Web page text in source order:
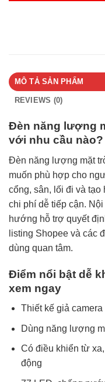
MÔ TẢ SẢN PHẨM
REVIEWS (0)
Đèn năng lượng
với nhu cầu nào?
Đèn năng lượng mặt
muốn phù hợp cho
cổng, sân, lối đi và
chi phí dễ tiếp cận.
hướng hỗ trợ quyết
listing Shopee và các
dùng quan tâm.
Điểm nổi bật dễ
xem ngay
Thiết kế giả
Dùng năng lượng
Có điều khiển từ
động